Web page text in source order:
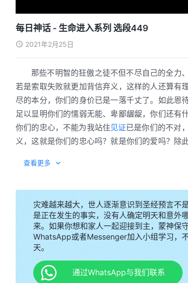
每日神话 - 生命进入系列 选段449
2021年2月25日
那些不明智的狂傲之徒不但不尽自己的全力
若是索取失败就更加背信弃义，这样的人还算有
尽的本分，你们的身价已是一落千丈了。如此恩
足以显明你们的懦弱无能、卑鄙龌龊，你们还有
你们的忠心，不能为我站住见证已是你们的不对
义，这就是你们的忠心吗？就是你们的爱吗？除
吗？虽然人的本分中掺有许多人的头脑与人的
后性情没有变化，也就是没经成全而受到的惩
该做的，做自己能做到的，这是作为一个人，
拒绝尽本分。我对你们说一句这样的话：人能
都是在尽本分的过程中逐步得着变化的，也是
真理，而且你所表达的也就越实际。而那些
不是在实行真理的过程中尽本分，也不是在尽
查看更多
灾难越来越大，世人逐渐意识到圣经预言不
是正在发生的事实，没有人确定明天和意外
来。如果你想和家人一起迎接到主，蒙神保
WhatsApp或者Messenger加入小组学习，
天。
通过WhatsApp与我们联系